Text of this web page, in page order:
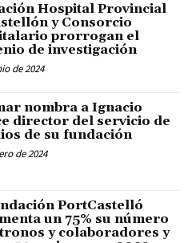
Hospital Provincial
y Consorcio
prorrogan el
de investigación
de 2024
nombra a Ignacio
director del servicio de
de su fundación
de 2024
PortCastelló
un 75% su número
y colaboradores y